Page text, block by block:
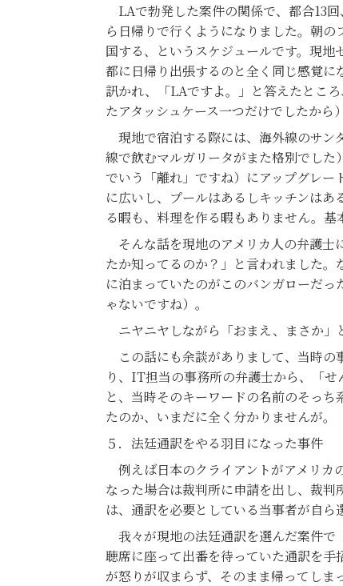
LAで勃発した案件の関係で、都合13
ら日帰りで行くようになりました。朝
国する、というスケジュールです。現
都に日帰り出張するのと全く同じ感覚
訊かれ、「LAですよ。」と答えたとこ
たアタッシュケース一つだけでしたから）
現地で宿泊する際には、海外線のサン
線で飲むマルガリータがまた格別でし
でいう「離れ」ですね）にアップグレ
に広いし、プールはあるしキッチンは
る暇も、料理を作る暇もありません。基
そんな話を現地のアメリカ人の弁護士
たか知ってるのか？」と言われました
に泊まっていたのがこのバンガローだ
ゃないですね）。
ニヤニヤしながら「おまえ、まさか」
この話にも余談がありまして、当時の
り、IT担当の事務所の弁護士から、「
と、当時そのキーワードの名前のそっ
たのか、いまだに全く分かりませんが。
５．法廷通訳をやる羽目になった事件
例えば日本のクライアントがアメリカ
なった場合は裁判所に申請を出し、裁
は、通訳を必要としている当事者が自ら
我々が現地の法廷通訳を選んだ案件で
聴席に座って出番を待っていた通訳を
が怒りが収まらず、そのまま帰ってしま